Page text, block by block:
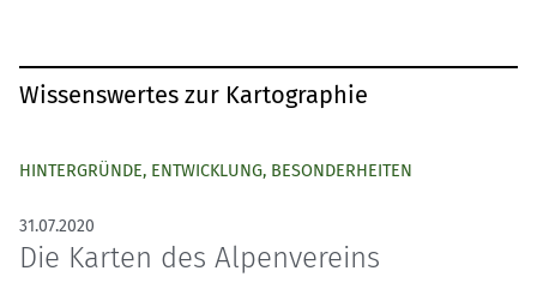
Wissenswertes zur Kartographie
HINTERGRÜNDE, ENTWICKLUNG, BESONDERHEITEN
31.07.2020
Die Karten des Alpenvereins